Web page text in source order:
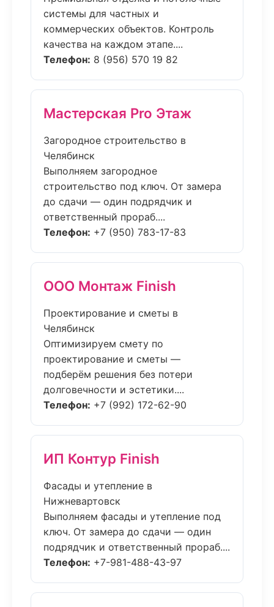
системы для частных и
коммерческих объектов. Контроль
качества на каждом этапе....
Телефон: 8 (956) 570 19 82
Мастерская Pro Этаж
Загородное строительство в
Челябинск
Выполняем загородное
строительство под ключ. От замера
до сдачи — один подрядчик и
ответственный прораб....
Телефон: +7 (950) 783-17-83
ООО Монтаж Finish
Проектирование и сметы в
Челябинск
Оптимизируем смету по
проектирование и сметы —
подберём решения без потери
долговечности и эстетики....
Телефон: +7 (992) 172-62-90
ИП Контур Finish
Фасады и утепление в
Нижневартовск
Выполняем фасады и утепление под
ключ. От замера до сдачи — один
подрядчик и ответственный прораб....
Телефон: +7-981-488-43-97